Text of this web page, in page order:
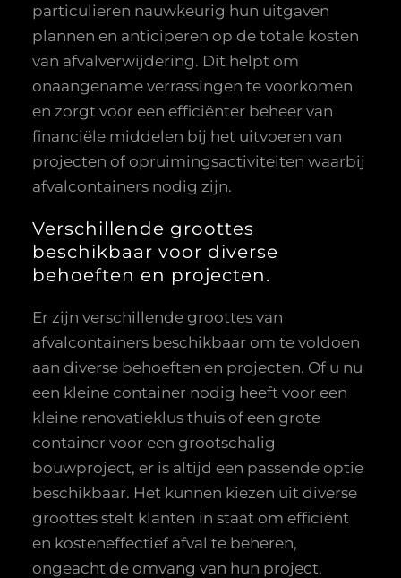
particulieren nauwkeurig hun uitgaven
plannen en anticiperen op de totale kosten
van afvalverwijdering. Dit helpt om
onaangename verrassingen te voorkomen
en zorgt voor een efficiënter beheer van
financiële middelen bij het uitvoeren van
projecten of opruimingsactiviteiten waarbij
afvalcontainers nodig zijn.
Verschillende groottes
beschikbaar voor diverse
behoeften en projecten.
Er zijn verschillende groottes van
afvalcontainers beschikbaar om te voldoen
aan diverse behoeften en projecten. Of u nu
een kleine container nodig heeft voor een
kleine renovatieklus thuis of een grote
container voor een grootschalig
bouwproject, er is altijd een passende optie
beschikbaar. Het kunnen kiezen uit diverse
groottes stelt klanten in staat om efficiënt
en kosteneffectief afval te beheren,
ongeacht de omvang van hun project.